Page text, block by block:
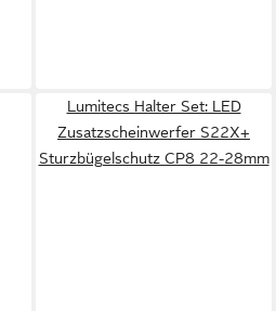
Lumitecs Halter Set: LED
Zusatzscheinwerfer S22X+
Sturzbügelschutz CP8 22-28mm